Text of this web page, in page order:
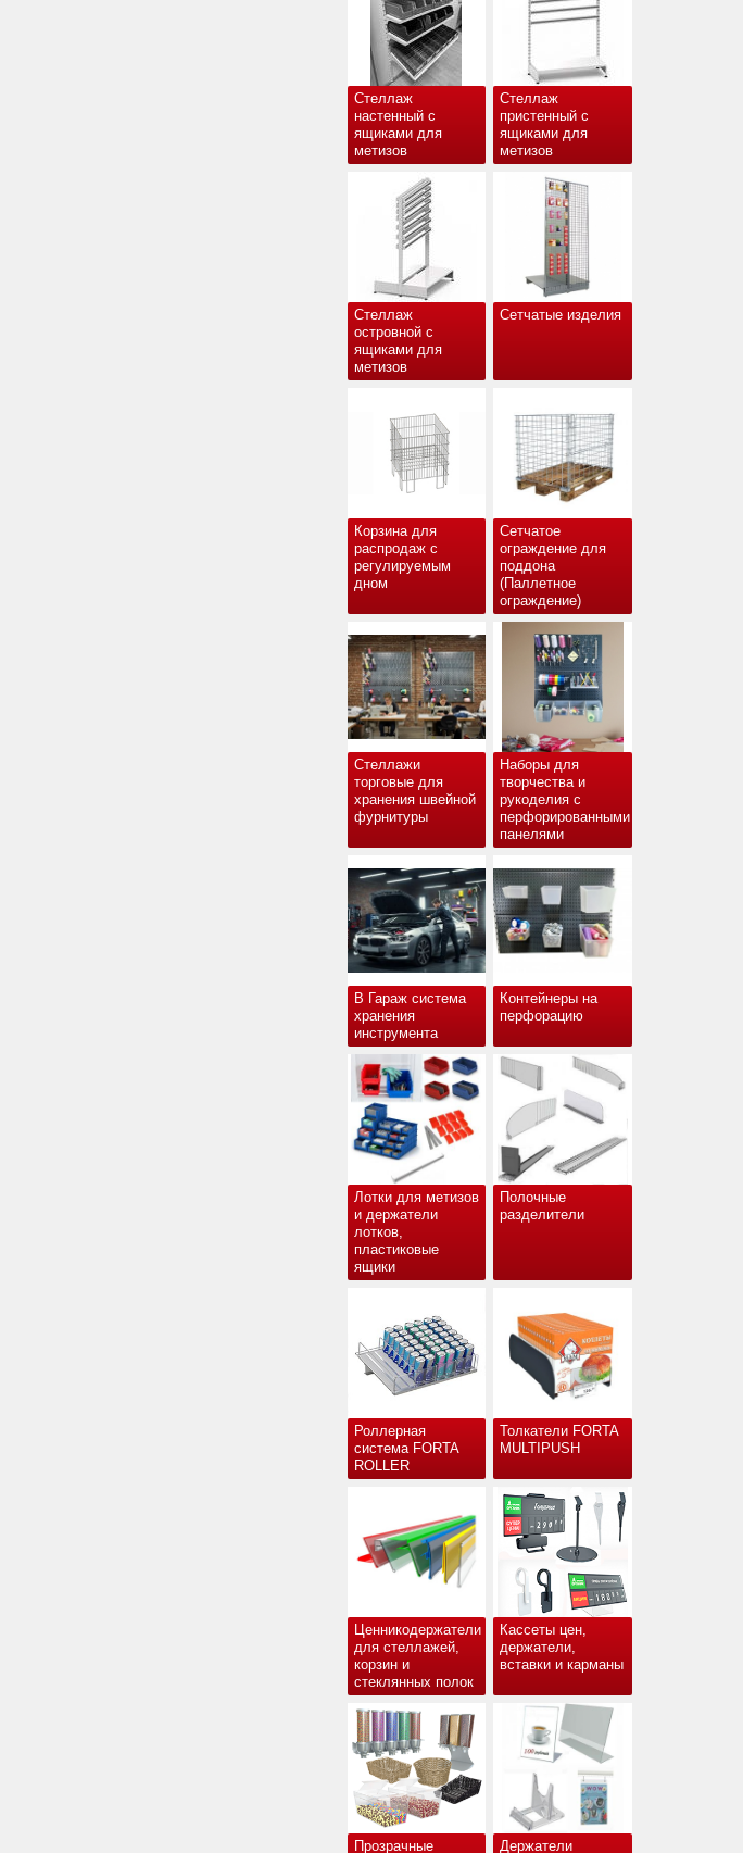
Стеллаж
настенный с
ящиками для
метизов
Стеллаж
пристенный с
ящиками для
метизов
Стеллаж
островной с
ящиками для
метизов
Сетчатые изделия
Корзина для
распродаж с
регулируемым
дном
Сетчатое
ограждение для
поддона
(Паллетное
ограждение)
Стеллажи
торговые для
хранения швейной
фурнитуры
Наборы для
творчества и
рукоделия с
перфорированными
панелями
В Гараж система
хранения
инструмента
Контейнеры на
перфорацию
Лотки для метизов
и держатели
лотков,
пластиковые
ящики
Полочные
разделители
Роллерная
система FORTA
ROLLER
Толкатели FORTA
MULTIPUSH
Ценникодержатели
для стеллажей,
корзин и
стеклянных полок
Кассеты цен,
держатели,
вставки и карманы
Прозрачные Держатели